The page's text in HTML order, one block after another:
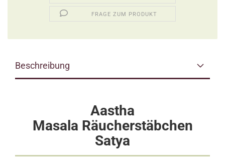
FRAGE ZUM PRODUKT
Beschreibung
Aastha
Masala Räucherstäbchen
Satya